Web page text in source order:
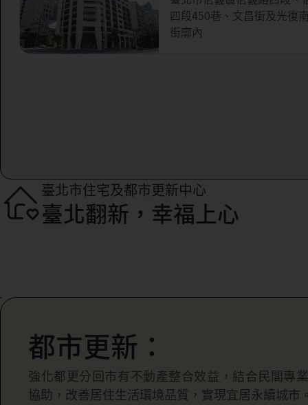
四段450巷、文昌街及光復
街廓內
臺北市住宅及都市更新中心
臺北翻新，幸福上心
都市更新：
強化都更分回市有不動產整合效益，結合民間專
協助，改善居住生活環境品質，實現宜居永續城市